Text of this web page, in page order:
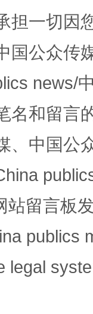
担一切因
国公众传
news/
名和留言
、中国公
站留言板
publics
legal